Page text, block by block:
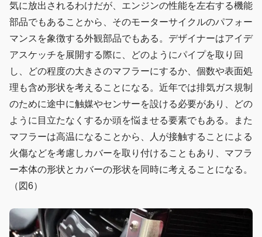
気に放出されるわけだが、エンジンの性能を左右する機能
部品でもあることから、そのモーターサイクルのパフォー
マンスを象徴する外観部品でもある。デザイナーはアイデ
アスケッチを展開する際に、どのようにパイプを取り回
し、どの程度の大きさのマフラーにするか、個数や表面処
理も含め形状を考えることになる。近年では排気ガス規制
のために途中に触媒やセンサーを設ける必要があり、どの
ように目立たなくするか頭を悩ませる要素でもある。また
マフラーは高温になることから、人が接触することによる
火傷などを考慮しカバーを取り付けることもあり、マフラ
ー本体の形状とカバーの形状を同時に考えることになる。
（図6）